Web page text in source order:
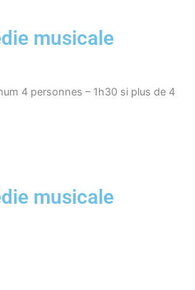
musicale
4 personnes – 1h30 si plus de 4
musicale